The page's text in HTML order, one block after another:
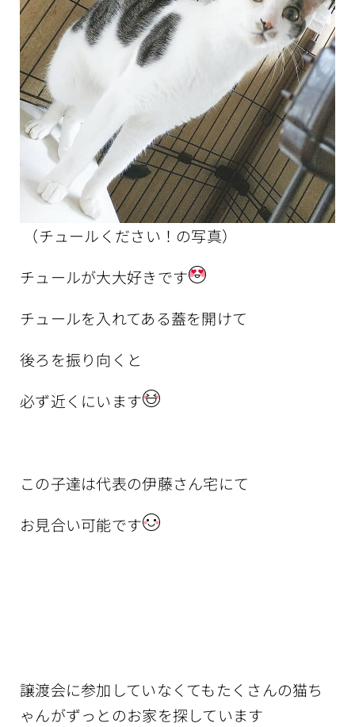
（チュールください！の写真）
チュールが大大好きです
チュールを入れてある蓋を開けて
後ろを振り向くと
必ず近くにいます
この子達は代表の伊藤さん宅にて
お見合い可能です
譲渡会に参加していなくてもたくさんの猫ち
ゃんがずっとのお家を探しています